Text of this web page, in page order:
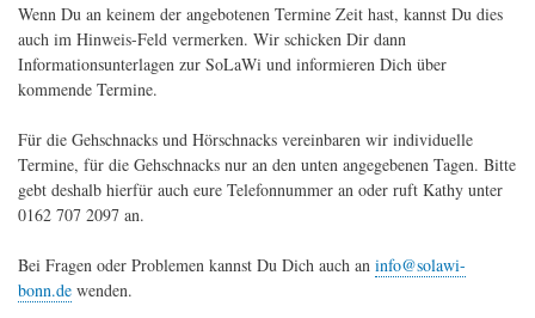
Wenn Du an keinem der angebotenen Termine Zeit hast, kannst Du dies
auch im Hinweis-Feld vermerken. Wir schicken Dir dann
Informationsunterlagen zur SoLaWi und informieren Dich über
kommende Termine.
Für die Gehschnacks und Hörschnacks vereinbaren wir individuelle
Termine, für die Gehschnacks nur an den unten angegebenen Tagen. Bitte
gebt deshalb hierfür auch eure Telefonnummer an oder ruft Kathy unter
0162 707 2097 an.
Bei Fragen oder Problemen kannst Du Dich auch an info@solawi-
bonn.de wenden.